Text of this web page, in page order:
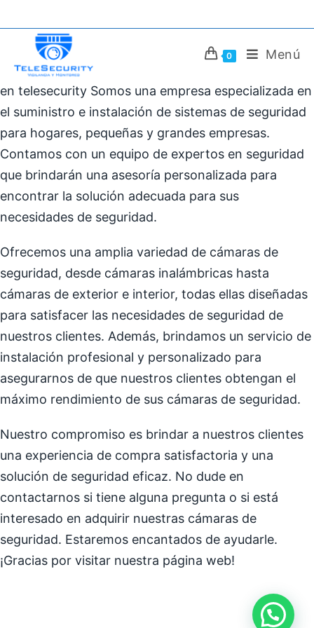
contenido
0 Menú
en telesecurity Somos una empresa especializada en
el suministro e instalación de sistemas de seguridad
para hogares, pequeñas y grandes empresas.
Contamos con un equipo de expertos en seguridad
que brindarán una asesoría personalizada para
encontrar la solución adecuada para sus
necesidades de seguridad.
Ofrecemos una amplia variedad de cámaras de
seguridad, desde cámaras inalámbricas hasta
cámaras de exterior e interior, todas ellas diseñadas
para satisfacer las necesidades de seguridad de
nuestros clientes. Además, brindamos un servicio de
instalación profesional y personalizado para
asegurarnos de que nuestros clientes obtengan el
máximo rendimiento de sus cámaras de seguridad.
Nuestro compromiso es brindar a nuestros clientes
una experiencia de compra satisfactoria y una
solución de seguridad eficaz. No dude en
contactarnos si tiene alguna pregunta o si está
interesado en adquirir nuestras cámaras de
seguridad. Estaremos encantados de ayudarle.
¡Gracias por visitar nuestra página web!